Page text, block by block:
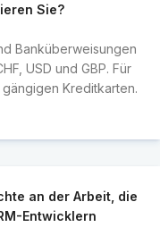
Sie?
Banküberweisungen
USD und GBP. Für
Kreditkarten.
an der Arbeit, die
Entwicklern